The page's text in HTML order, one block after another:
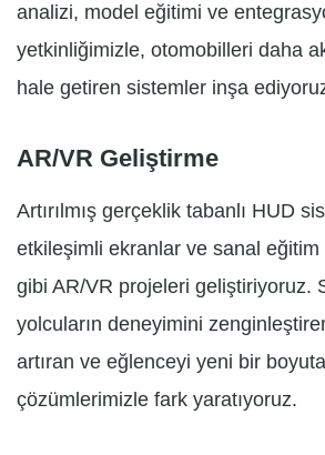
analizi, model eğitimi ve
yetkinliğimizle, otomobilleri daha
hale getiren sistemler inşa
AR/VR Geliştirme
Artırılmış gerçeklik tabanlı HUD
etkileşimli ekranlar ve sanal eğitim
gibi AR/VR projeleri geliştiriyoruz.
yolcuların deneyimini
artıran ve eğlenceyi yeni bir
çözümlerimizle fark yaratıyoruz.